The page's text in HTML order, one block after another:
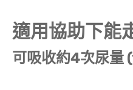
適用協助下能
可吸收約4次尿量